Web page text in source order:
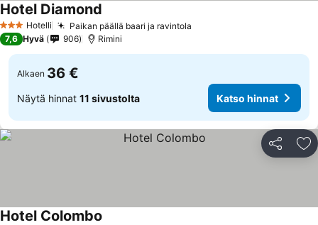
3 Tähtiluokitus
Hotelli Paikan päällä baari ja ravintola
Hotel Diamond
7,6 Hyvä 906 Rimini
Alkaen 36 €
Näytä hinnat 11 sivustolta Katso hinnat
Jaa
Hotel Colombo